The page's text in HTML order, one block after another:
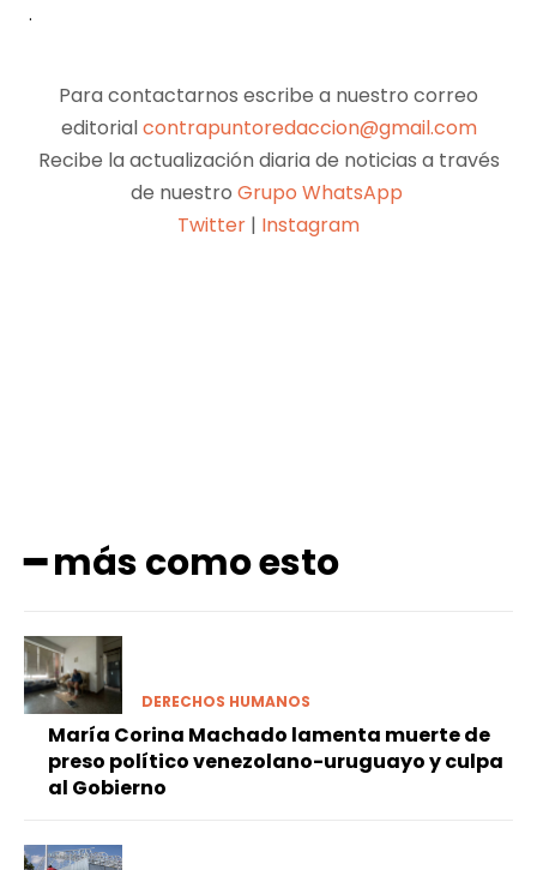
.
Para contactarnos escribe a nuestro correo
editorialcontrapuntoredaccion@gmail.com
Recibe la actualización diaria de noticias a través
de nuestro Grupo WhatsApp
Twitter | Instagram
━ más como esto
DERECHOS HUMANOS
María Corina Machado lamenta muerte de
preso político venezolano-uruguayo y culpa
al Gobierno